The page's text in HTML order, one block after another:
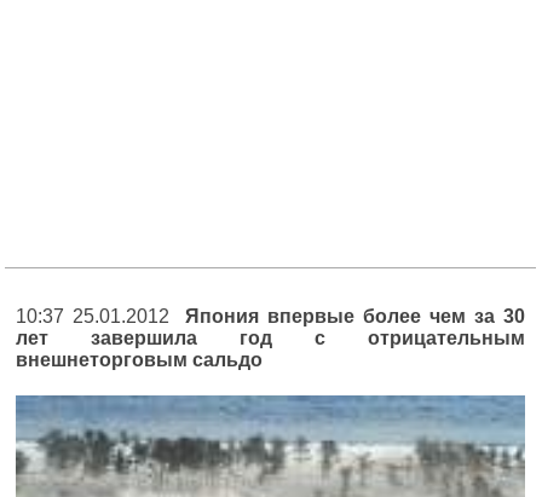
10:37 25.01.2012Япония впервые более чем за 30
лет завершила год с отрицательным
внешнеторговым сальдо